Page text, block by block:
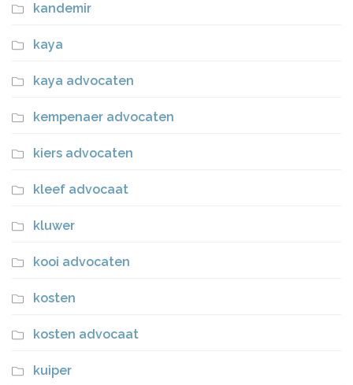
kandemir
kaya
kaya advocaten
kempenaer advocaten
kiers advocaten
kleef advocaat
kluwer
kooi advocaten
kosten
kosten advocaat
kuiper